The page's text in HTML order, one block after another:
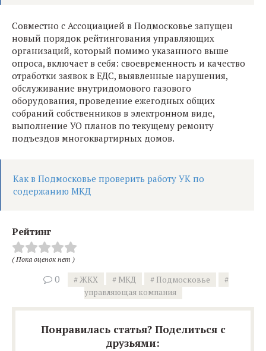
Совместно с Ассоциацией в Подмосковье запущен
новый порядок рейтингования управляющих
организаций, который помимо указанного выше
опроса, включает в себя: своевременность и качество
отработки заявок в ЕДС, выявленные нарушения,
обслуживание внутридомового газового
оборудования, проведение ежегодных общих
собраний собственников в электронном виде,
выполнение УО планов по текущему ремонту
подъездов многоквартирных домов.
Как в Подмосковье проверить работу УК по
содержанию МКД
Рейтинг
( Пока оценок нет )
0 ЖКХ МКД
Подмосковье
управляющая компания
Понравилась статья? Поделиться с
друзьями: